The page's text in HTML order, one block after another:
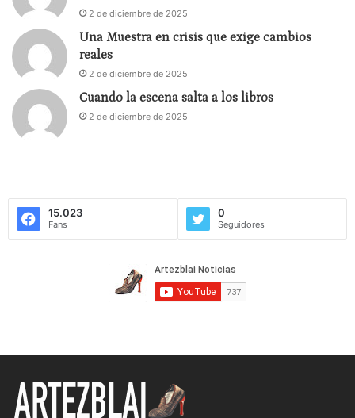
2 de diciembre de 2025
Una Muestra en crisis que exige cambios
reales
2 de diciembre de 2025
Cuando la escena salta a los libros
2 de diciembre de 2025
15.023
Fans
0
Seguidores